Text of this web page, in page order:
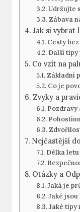
Udržujte
Zábava
Jak si vybrat
Cesty
Další tipy
Co vzít na
Základní
Co je
Zvyky a
Pozdravy
Nejčastější
Délka
Otázky a
Jaká je
Jaké
Jaké tipy